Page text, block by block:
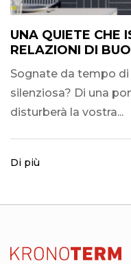
UNA QUIETE CHE
RELAZIONI DI
Sognate da tempo
silenziosa? Di una
disturberà la vostra...
Di più